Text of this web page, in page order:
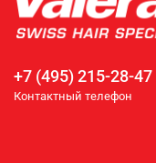
+7 (495) 215-28-47
Контактный телефон